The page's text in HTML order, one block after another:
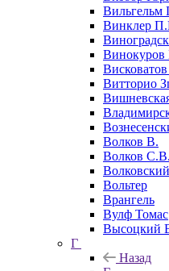
Вильгельм
Винклер
Винокуров
Витторио
Волков В.
Волков С.В.
Вольтер
Врангель
Вулф Томас
Высоцкий
Г
Назад